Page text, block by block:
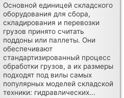
Основной единицей складского
оборудования для сбора,
складирования и перевозки
грузов принято считать
поддоны или паллеты. Они
обеспечивают
стандартизированный процесс
обработки грузов, а их размеры
подходят под вилы самых
популярных моделей складской
техники: гидравлических...